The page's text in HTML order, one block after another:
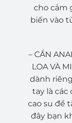
cho cảm
biến vào
– CẦN
LOA VÀ
dành
tay là các
cao su để
đây bạn